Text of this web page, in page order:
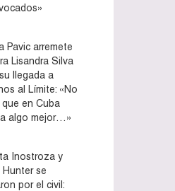
Pavic arremete
Lisandra Silva
llegada a
al Límite: «No
en Cuba
algo mejor…»
Inostroza y
Hunter se
por el civil: